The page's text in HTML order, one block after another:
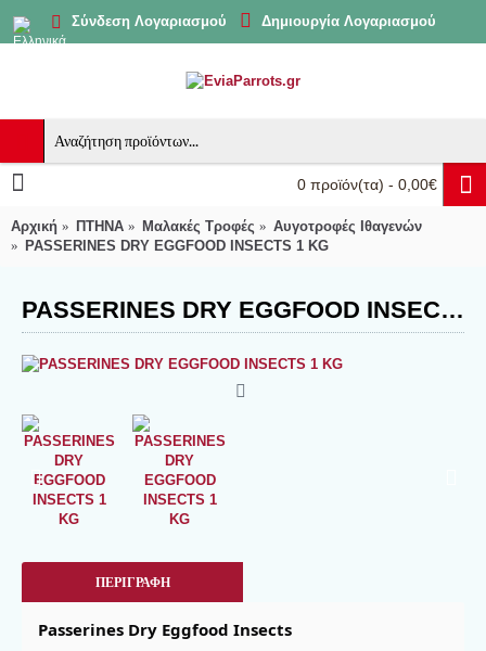
Σύνδεση Λογαριασμού Δημιουργία Λογαριασμού
0 προϊόν(τα) - 0,00€
Αρχική ΠΤΗΝΑ Μαλακές Τροφές
Αυγοτροφές Ιθαγενών
PASSERINES DRY EGGFOOD INSECTS 1 KG
PASSERINES DRY EGGFOOD INSECTS 1 KG
ΠΕΡΙΓΡΑΦΉ
Passerines Dry Eggfood Insects